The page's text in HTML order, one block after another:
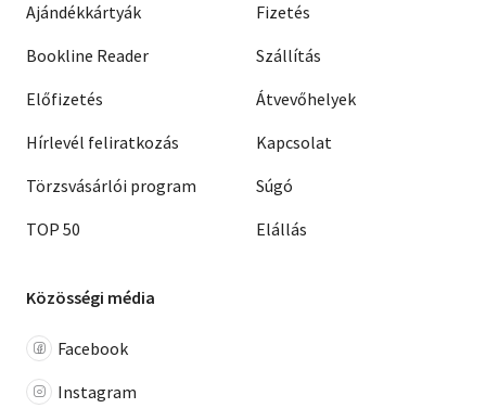
Ajándékkártyák
Bookline Reader
Előfizetés
Hírlevél feliratkozás
Törzsvásárlói program
TOP 50
Fizetés
Szállítás
Átvevőhelyek
Kapcsolat
Súgó
Elállás
Közösségi média
Facebook
Instagram